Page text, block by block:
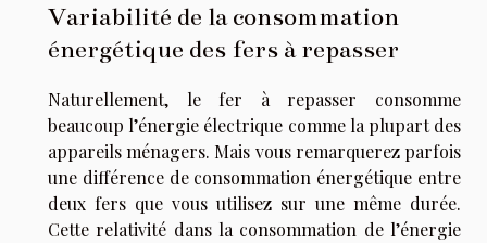
Variabilité de la consommation
énergétique des fers à repasser
Naturellement, le fer à repasser consomme
beaucoup l’énergie électrique comme la plupart des
appareils ménagers. Mais vous remarquerez parfois
une différence de consommation énergétique entre
deux fers que vous utilisez sur une même durée.
Cette relativité dans la consommation de l’énergie